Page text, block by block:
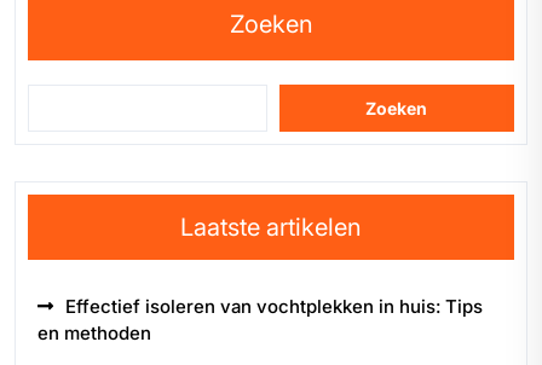
Zoeken
Zoeken
Laatste artikelen
Effectief isoleren van vochtplekken in huis: Tips
en methoden